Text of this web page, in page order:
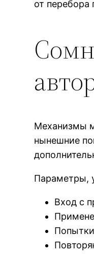
от перебора
Механизмы
нынешние
Параметры,
Вход с